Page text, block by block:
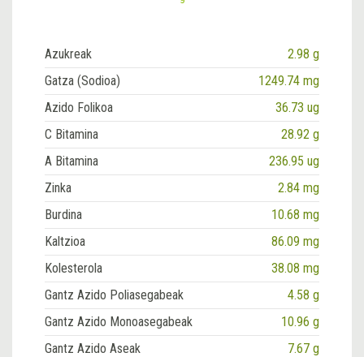
Azukreak
2.98 g
Gatza (Sodioa)
1249.74 mg
Azido Folikoa
36.73 ug
C Bitamina
28.92 g
A Bitamina
236.95 ug
Zinka
2.84 mg
Burdina
10.68 mg
Kaltzioa
86.09 mg
Kolesterola
38.08 mg
Gantz Azido Poliasegabeak
4.58 g
Gantz Azido Monoasegabeak
10.96 g
Gantz Azido Aseak
7.67 g